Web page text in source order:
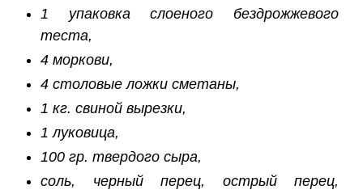
1 упаковка слоеного бездрожжевого
теста,
4 моркови,
4 столовые ложки сметаны,
1 кг. свиной вырезки,
1 луковица,
100 гр. твердого сыра,
соль, черный перец, острый перец,